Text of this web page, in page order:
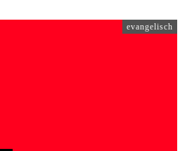
evangelisch